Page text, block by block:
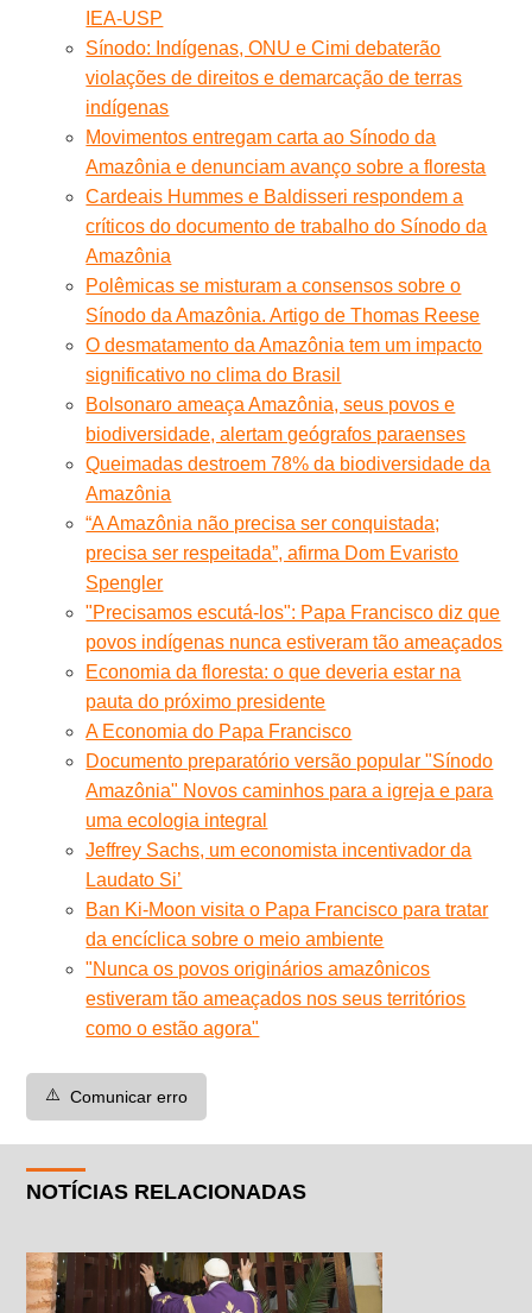
IEA-USP
Sínodo: Indígenas, ONU e Cimi debaterão
violações de direitos e demarcação de terras
indígenas
Movimentos entregam carta ao Sínodo da
Amazônia e denunciam avanço sobre a floresta
Cardeais Hummes e Baldisseri respondem a
críticos do documento de trabalho do Sínodo da
Amazônia
Polêmicas se misturam a consensos sobre o
Sínodo da Amazônia. Artigo de Thomas Reese
O desmatamento da Amazônia tem um impacto
significativo no clima do Brasil
Bolsonaro ameaça Amazônia, seus povos e
biodiversidade, alertam geógrafos paraenses
Queimadas destroem 78% da biodiversidade da
Amazônia
“A Amazônia não precisa ser conquistada;
precisa ser respeitada”, afirma Dom Evaristo
Spengler
"Precisamos escutá-los": Papa Francisco diz que
povos indígenas nunca estiveram tão ameaçados
Economia da floresta: o que deveria estar na
pauta do próximo presidente
A Economia do Papa Francisco
Documento preparatório versão popular "Sínodo
Amazônia" Novos caminhos para a igreja e para
uma ecologia integral
Jeffrey Sachs, um economista incentivador da
Laudato Si’
Ban Ki-Moon visita o Papa Francisco para tratar
da encíclica sobre o meio ambiente
"Nunca os povos originários amazônicos
estiveram tão ameaçados nos seus territórios
como o estão agora"
⚠️ Comunicar erro
NOTÍCIAS RELACIONADAS